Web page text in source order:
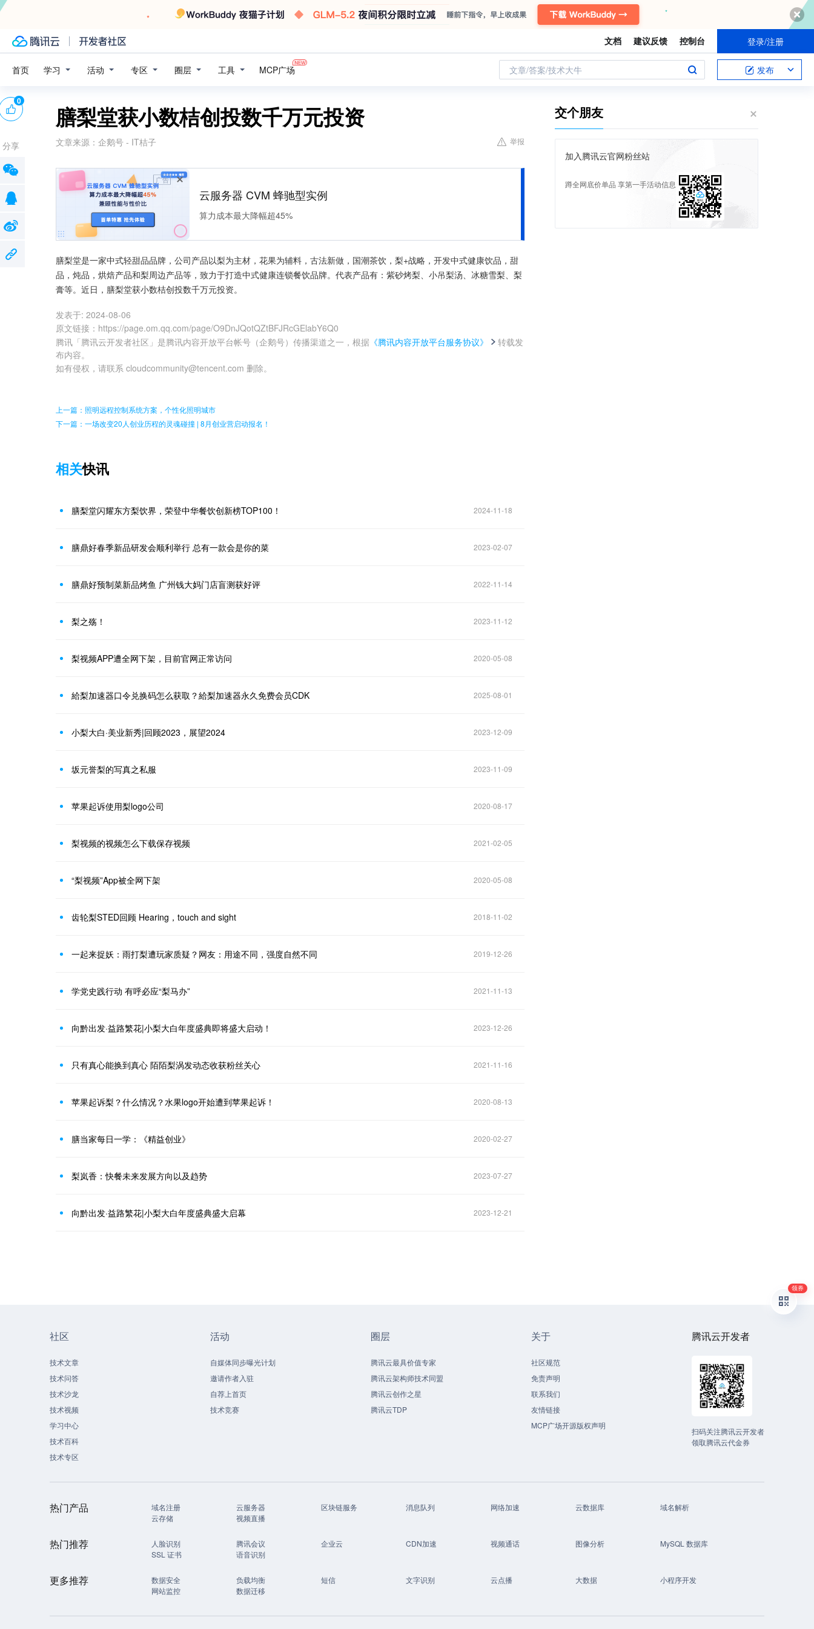
文档 建议反馈 控制台 登录/注册
首页 学习 活动 专区 圈层 工具 MCP广场 文章/答案/技术大牛 发布
膳梨堂获小数桔创投数千万元投资
文章来源： 企鹅号 - IT桔子 举报
广告
云服务器 CVM 蜂驰型实例
算力成本最大降幅超45%
膳梨堂是一家中式轻甜品品牌，公司产品以梨为主材，花果为辅料，古法新做，国潮茶饮，梨+战略，开发中式健康饮品，甜
品，炖品，烘焙产品和梨周边产品等，致力于打造中式健康连锁餐饮品牌。代表产品有：紫砂烤梨、小吊梨汤、冰糖雪梨、梨
膏等。近日，膳梨堂获小数桔创投数千万元投资。
发表于: 2024-08-06
原文链接 ： https://page.om.qq.com/page/O9DnJQotQZtBFJRcGElabY6Q0
腾讯「腾讯云开发者社区」是腾讯内容开放平台帐号（企鹅号）传播渠道之一，根据 《腾讯内容开放平台服务协议》
转载发
布内容。
如有侵权，请联系 cloudcommunity@tencent.com 删除。
0
分享
上一篇：照明远程控制系统方案，个性化照明城市
下一篇：一场改变20人创业历程的灵魂碰撞 | 8月创业营启动报名！
相关快讯
膳梨堂闪耀东方梨饮界，荣登中华餐饮创新榜TOP100！ 2024-11-18
膳鼎好春季新品研发会顺利举行 总有一款会是你的菜 2023-02-07
膳鼎好预制菜新品烤鱼 广州钱大妈门店盲测获好评 2022-11-14
梨之殇！ 2023-11-12
梨视频APP遭全网下架，目前官网正常访问 2020-05-08
給梨加速器口令兑换码怎么获取？給梨加速器永久免费会员CDK 2025-08-01
小梨大白·美业新秀|回顾2023，展望2024 2023-12-09
坂元誉梨的写真之私服 2023-11-09
苹果起诉使用梨logo公司 2020-08-17
梨视频的视频怎么下载保存视频 2021-02-05
“梨视频”App被全网下架 2020-05-08
齿轮梨STED回顾 Hearing，touch and sight 2018-11-02
一起来捉妖：雨打梨遭玩家质疑？网友：用途不同，强度自然不同 2019-12-26
学党史践行动 有呼必应“梨马办” 2021-11-13
向黔出发·益路繁花|小梨大白年度盛典即将盛大启动！ 2023-12-26
只有真心能换到真心 陌陌梨涡发动态收获粉丝关心 2021-11-16
苹果起诉梨？什么情况？水果logo开始遭到苹果起诉！ 2020-08-13
膳当家每日一学：《精益创业》 2020-02-27
梨岚香：快餐未来发展方向以及趋势 2023-07-27
向黔出发·益路繁花|小梨大白年度盛典盛大启幕 2023-12-21
交个朋友
加入腾讯云官网粉丝站
蹲全网底价单品 享第一手活动信息
社区
技术文章
技术问答
技术沙龙
技术视频
学习中心
技术百科
技术专区
活动
自媒体同步曝光计划
邀请作者入驻
自荐上首页
技术竞赛
圈层
腾讯云最具价值专家
腾讯云架构师技术同盟
腾讯云创作之星
腾讯云TDP
关于
社区规范
免责声明
联系我们
友情链接
MCP广场开源版权声明
腾讯云开发者
扫码关注腾讯云开发者
领取腾讯云代金券
热门产品 域名注册 云服务器 区块链服务 消息队列 网络加速 云数据库
域名解析
云存储
视频直播
热门推荐 人脸识别 腾讯会议 企业云 CDN加速 视频通话 图像分析
MySQL 数据库
SSL 证书
语音识别
更多推荐 数据安全 负载均衡 短信 文字识别 云点播 大数据
小程序开发
网站监控
数据迁移
领券